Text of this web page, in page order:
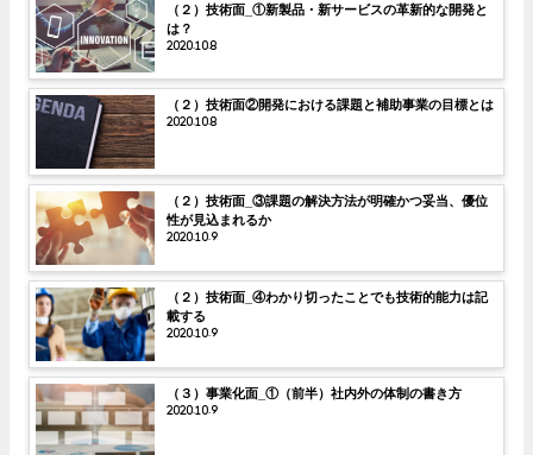
（２）技術面_①新製品・新サービスの革新的な開発と
は？
2020.10.8
（２）技術面②開発における課題と補助事業の目標とは
2020.10.8
（２）技術面_③課題の解決方法が明確かつ妥当、優位
性が見込まれるか
2020.10.9
（２）技術面_④わかり切ったことでも技術的能力は記
載する
2020.10.9
（３）事業化面_①（前半）社内外の体制の書き方
2020.10.9